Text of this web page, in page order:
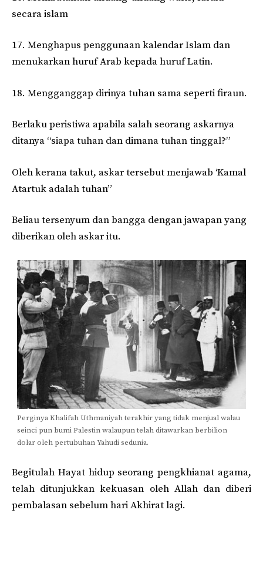
secara islam
17. Menghapus penggunaan kalendar Islam dan
menukarkan huruf Arab kepada huruf Latin.
18. Mengganggap dirinya tuhan sama seperti firaun.
Berlaku peristiwa apabila salah seorang askarnya
ditanya “siapa tuhan dan dimana tuhan tinggal?”
Oleh kerana takut, askar tersebut menjawab ‘Kamal
Atartuk adalah tuhan”
Beliau tersenyum dan bangga dengan jawapan yang
diberikan oleh askar itu.
Perginya Khalifah Uthmaniyah terakhir yang tidak menjual walau
seinci pun bumi Palestin walaupun telah ditawarkan berbilion
dolar oleh pertubuhan Yahudi sedunia.
Begitulah Hayat hidup seorang pengkhianat agama,
telah ditunjukkan kekuasan oleh Allah dan diberi
pembalasan sebelum hari Akhirat lagi.